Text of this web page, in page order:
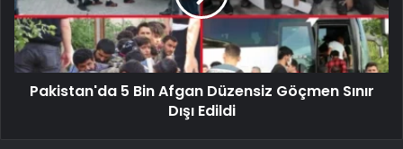
Pakistan'da 5 Bin Afgan Düzensiz Göçmen Sınır
Dışı Edildi